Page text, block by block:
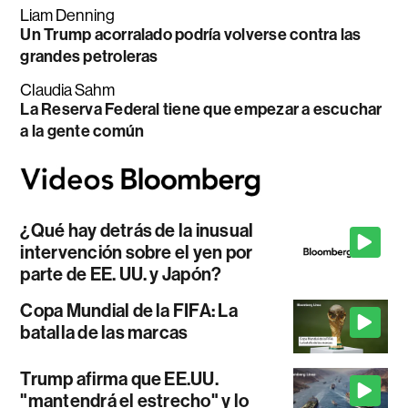
Liam Denning
Un Trump acorralado podría volverse contra las
grandes petroleras
Claudia Sahm
La Reserva Federal tiene que empezar a escuchar
a la gente común
¿Qué hay detrás de la inusual
intervención sobre el yen por
parte de EE. UU. y Japón?
Copa Mundial de la FIFA: La
batalla de las marcas
Trump afirma que EE.UU.
"mantendrá el estrecho" y lo